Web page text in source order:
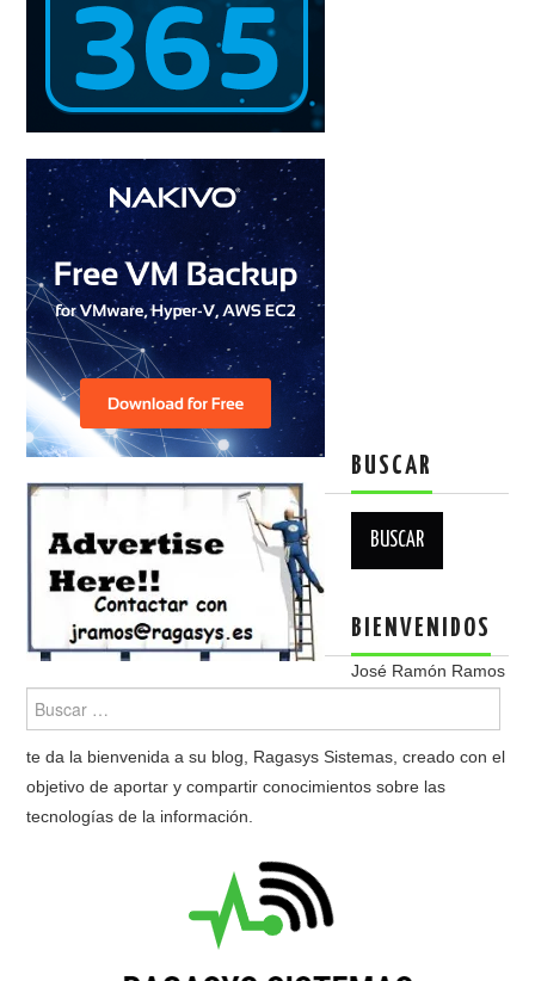
BUSCAR
BIENVENIDOS
José Ramón Ramos
te da la bienvenida a su blog, Ragasys Sistemas, creado con el
objetivo de aportar y compartir conocimientos sobre las
tecnologías de la información.